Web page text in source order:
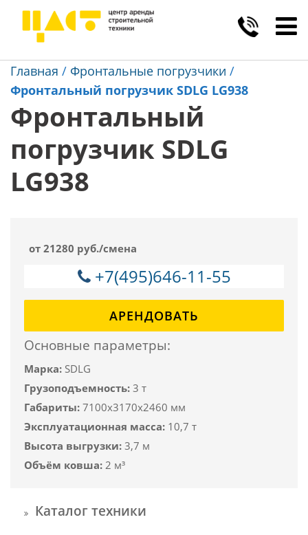
Главная / Фронтальные погрузчики /
Фронтальный погрузчик SDLG LG938
Фронтальный
погрузчик SDLG
LG938
от 21280 руб./смена
+7(495)646-11-55
АРЕНДОВАТЬ
Основные параметры:
Марка: SDLG
Грузоподъемность: 3 т
Габариты: 7100x3170x2460 мм
Эксплуатационная масса: 10,7 т
Высота выгрузки: 3,7 м
Объём ковша: 2 м³
Каталог техники